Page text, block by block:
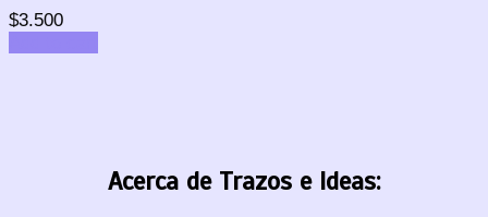
$3.500
Acerca de Trazos e Ideas: